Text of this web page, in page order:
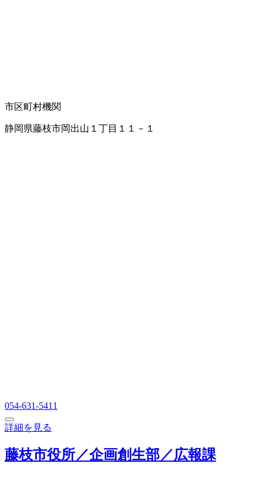
市区町村機関
静岡県藤枝市岡出山１丁目１１－１
054-631-5411
詳細を見る
藤枝市役所／企画創生部／広報課